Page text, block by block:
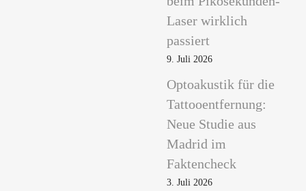
Laser wirklich
passiert
9. Juli 2026
Optoakustik für die
Tattooentfernung:
Neue Studie aus
Madrid im
Faktencheck
3. Juli 2026